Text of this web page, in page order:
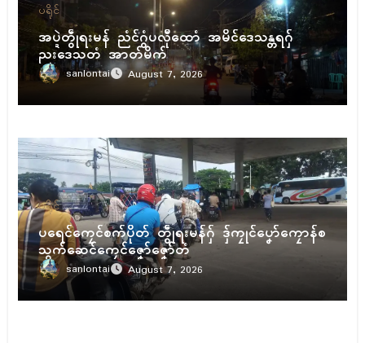
ပရိုၚ်
အပ္ဍဲတွဵုရးမန် ညံၚ်ဂွံပလီုထောံ အမိၚ်ဒေသန္တရဂှ်
ညးဒေသတံ အာတ်မိက်
sanlontai August 7, 2026
ပရိုၚ်
ပရေၚ်ကၠေၚ်စက်ပိုတ် တွဵုရးမန်ဂှ် ဒှ်ကၠုၚ်ပၞော်ကၠောန်စ
သွက်ဆေၚ်ကၠေၚ်ဇၞော်ဇၞော်တံ
sanlontai August 7, 2026